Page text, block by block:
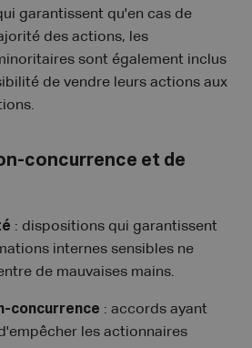
garantissent qu'en cas de
des actions, les
sont également inclus
de vendre leurs actions aux
concurrence et de
: dispositions qui garantissent
internes sensibles ne
de mauvaises mains.
concurrence : accords ayant
les actionnaires